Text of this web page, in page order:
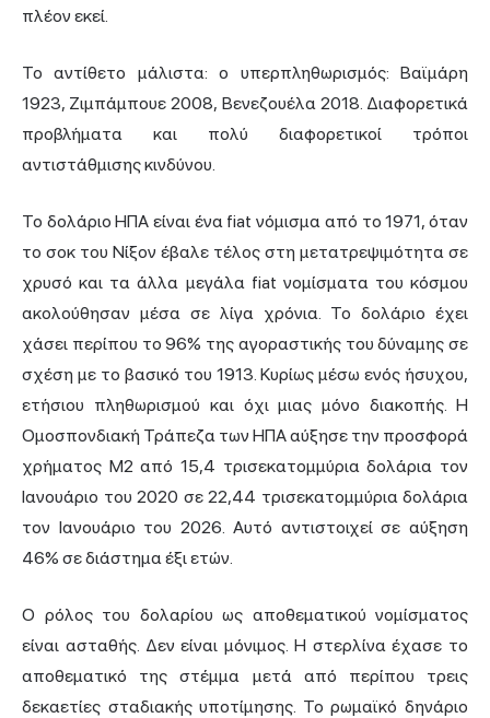
πλέον εκεί.
Το αντίθετο μάλιστα: ο υπερπληθωρισμός: Βαϊμάρη
1923, Ζιμπάμπουε 2008, Βενεζουέλα 2018. Διαφορετικά
προβλήματα και πολύ διαφορετικοί τρόποι
αντιστάθμισης κινδύνου.
Το δολάριο ΗΠΑ είναι ένα fiat νόμισμα από το 1971, όταν
το σοκ του Νίξον έβαλε τέλος στη μετατρεψιμότητα σε
χρυσό και τα άλλα μεγάλα fiat νομίσματα του κόσμου
ακολούθησαν μέσα σε λίγα χρόνια. Το δολάριο έχει
χάσει περίπου το 96% της αγοραστικής του δύναμης σε
σχέση με το βασικό του 1913. Κυρίως μέσω ενός ήσυχου,
ετήσιου πληθωρισμού και όχι μιας μόνο διακοπής. Η
Ομοσπονδιακή Τράπεζα των ΗΠΑ αύξησε την προσφορά
χρήματος M2 από 15,4 τρισεκατομμύρια δολάρια τον
Ιανουάριο του 2020 σε 22,44 τρισεκατομμύρια δολάρια
τον Ιανουάριο του 2026. Αυτό αντιστοιχεί σε αύξηση
46% σε διάστημα έξι ετών.
Ο ρόλος του δολαρίου ως αποθεματικού νομίσματος
είναι ασταθής. Δεν είναι μόνιμος. Η στερλίνα έχασε το
αποθεματικό της στέμμα μετά από περίπου τρεις
δεκαετίες σταδιακής υποτίμησης. Το ρωμαϊκό δηνάριο